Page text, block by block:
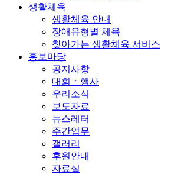
생활체육
생활체육 안내
장애유형별 체육
찾아가는 생활체육 서비스
홍보마당
공지사항
대회ㆍ행사
우리소식
보도자료
뉴스레터
주간업무
갤러리
후원안내
자료실